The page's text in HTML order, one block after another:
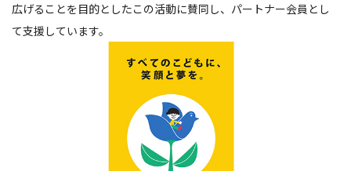
広げることを目的としたこの活動に賛同し、パートナー会員とし
て支援しています。